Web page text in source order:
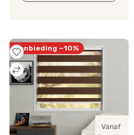
Vanaf
Aanbieding −10%